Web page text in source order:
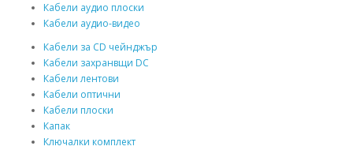
Кабели аудио плоски
Кабели аудио-видео
Кабели за CD чейнджър
Кабели захранвщи DC
Кабели лентови
Кабели оптични
Кабели плоски
Капак
Ключалки комплект